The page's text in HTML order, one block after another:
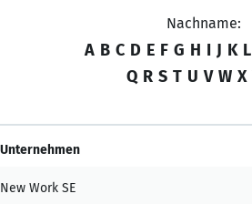
Nachname:
A B C D E F G H I J K L
Q R S T U V W X
Unternehmen
New Work SE